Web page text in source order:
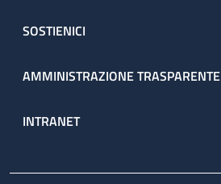
SOSTIENICI
AMMINISTRAZIONE TRASPARENTE
INTRANET